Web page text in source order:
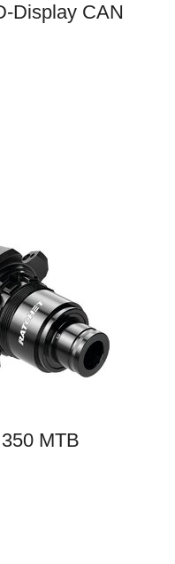
Display CAN
MTB